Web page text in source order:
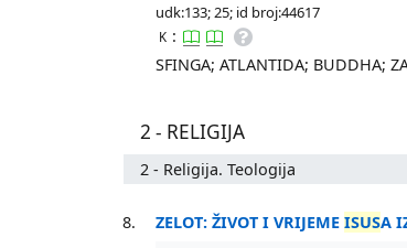
udk:133; 25; id broj:44617
K :
SFINGA; ATLANTIDA; BUDDHA;
2 - RELIGIJA
2 - Religija. Teologija
8. ZELOT: ŽIVOT I VRIJEMEISUSA